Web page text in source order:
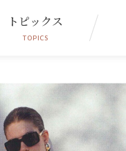
トピックス
TOPICS